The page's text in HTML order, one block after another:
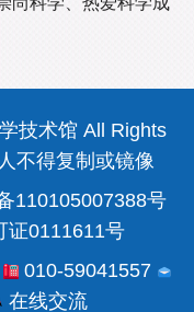
技术馆 All Rights
不得复制或镜像
号
证0111611号
010-59041557
在线交流